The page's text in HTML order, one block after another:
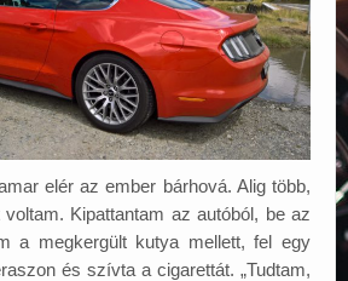
elér az ember bárhová. Alig több,
Kipattantam az autóból, be az
a megkergült kutya mellett, fel egy
és szívta a cigarettát. „Tudtam,